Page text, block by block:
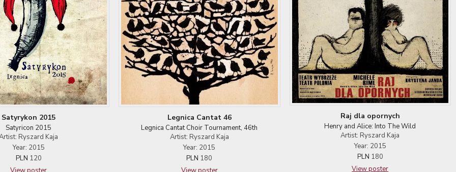
Satyrykon 2015
Satyricon 2015
Ryszard Kaja
Year: 2015
PLN 120
Legnica Cantat 46
Legnica Cantat Choir Tournament, 46th
Artist: Ryszard Kaja
Year: 2015
PLN 180
Raj dla opornych
Henry and Alice: Into The Wild
Artist: Ryszard Kaja
Year: 2015
PLN 180
View poster